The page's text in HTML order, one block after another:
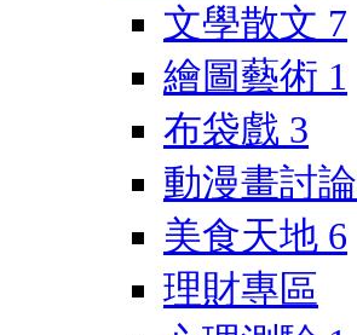
文學散文 7
繪圖藝術 1
布袋戲 3
動漫畫討論
美食天地 6
理財專區